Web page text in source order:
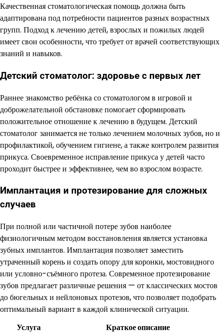
Качественная стоматологическая помощь должна быть
адаптирована под потребности пациентов разных возрастных
групп. Подход к лечению детей, взрослых и пожилых людей
имеет свои особенности, что требует от врачей соответствующих
знаний и навыков.
Детский стоматолог: здоровье с первых лет
Раннее знакомство ребёнка со стоматологом в игровой и
доброжелательной обстановке помогает сформировать
положительное отношение к лечению в будущем. Детский
стоматолог занимается не только лечением молочных зубов, но и
профилактикой, обучением гигиене, а также контролем развития
прикуса. Своевременное исправление прикуса у детей часто
проходит быстрее и эффективнее, чем во взрослом возрасте.
Имплантация и протезирование для сложных
случаев
При полной или частичной потере зубов наиболее
физиологичным методом восстановления является установка
зубных имплантов. Имплантация позволяет заместить
утраченный корень и создать опору для коронки, мостовидного
или условно-съёмного протеза. Современное протезирование
зубов предлагает различные решения — от классических мостов
до бюгельных и нейлоновых протезов, что позволяет подобрать
оптимальный вариант в каждой клинической ситуации.
Услуга
Краткое описание